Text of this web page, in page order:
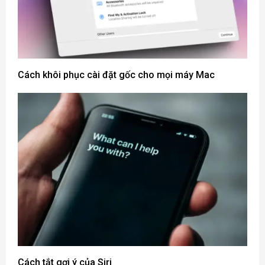
Cách khôi phục cài đặt gốc cho mọi máy Mac
Cách tắt gợi ý của Siri